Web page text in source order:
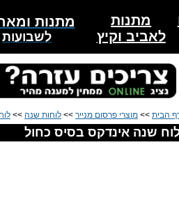
מתנות
לאביב וקיץ
מתנות
לשבועות
הבית >> מוצרי פרסום מנייר >> לוחות שנה >>
שנה אינדקס בסיס כחול